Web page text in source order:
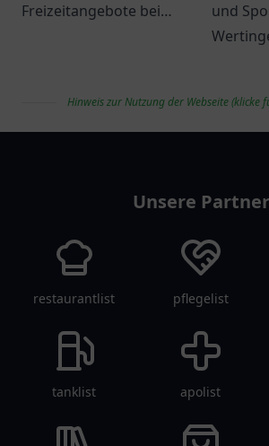
Freizeitangebote bei
voller Möglichkeiten!
und
Vielfalt
Hinweis zur Nutzung der Webseite (klicke
Unsere Partner
restaurantlist pflegelist
tanklist apolist